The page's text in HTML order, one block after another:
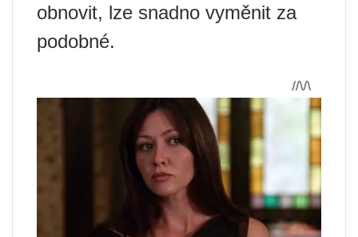
obnovit, lze snadno vyměnit za
podobné.